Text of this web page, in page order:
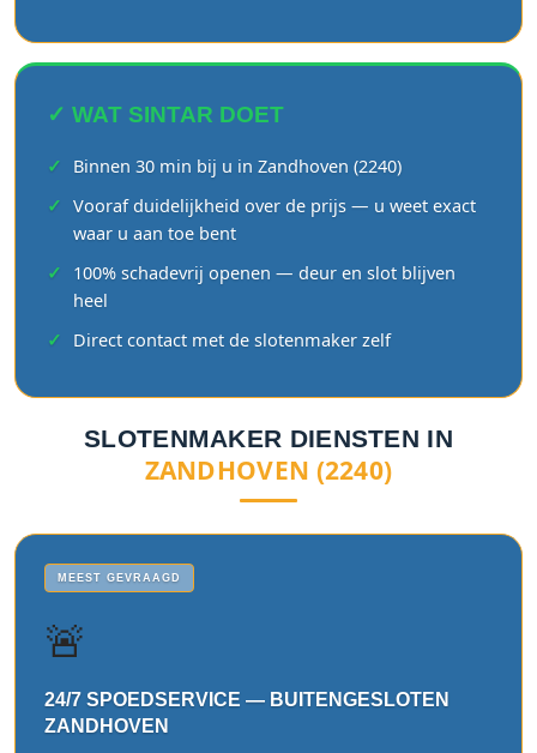
✓ WAT SINTAR DOET
Binnen 30 min bij u in Zandhoven (2240)
Vooraf duidelijkheid over de prijs — u weet exact
waar u aan toe bent
100% schadevrij openen — deur en slot blijven
heel
Direct contact met de slotenmaker zelf
SLOTENMAKER DIENSTEN IN
ZANDHOVEN (2240)
MEEST GEVRAAGD
🚨
24/7 SPOEDSERVICE — BUITENGESLOTEN
ZANDHOVEN